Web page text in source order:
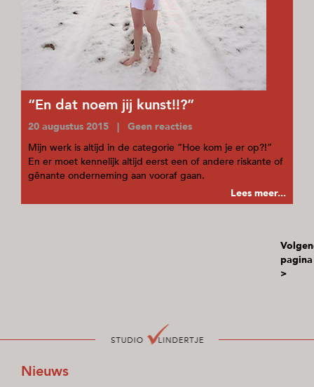
“En dat noem jij kunst!!?”
20 augustus 2015 | Geen reacties
Mijn werk is altijd in de categorie “Hoe kom je er op?!”
En er moet kennelijk altijd eerst een of andere riskante of
gênante onderneming aan vooraf gaan.
Lees meer...
pagina
>
Nieuws